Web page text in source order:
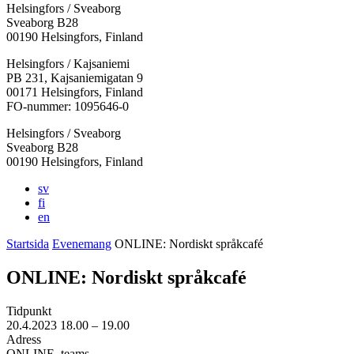
Helsingfors / Sveaborg
Sveaborg B28
00190 Helsingfors, Finland
Facebook:
Öppnas
i
en
flik
Instagram:
Öppnas
i
en
flik
TikTok:
Öppnas
i
en
flik
Youtube:
Öppnas
i
en
flik
Vimeo:
Öppnas
i
en
flik
Helsingfors / Kajsaniemi
PB 231, Kajsaniemigatan 9
00171 Helsingfors, Finland
FO-nummer: 1095646-0
Helsingfors / Sveaborg
Sveaborg B28
00190 Helsingfors, Finland
sv
fi
en
Startsida Evenemang ONLINE: Nordiskt språkcafé
ONLINE: Nordiskt språkcafé
Tidpunkt
20.4.2023 18.00 – 19.00
Adress